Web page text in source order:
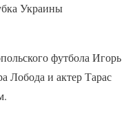
Украины
футбола Игорь
Лобода и актер Тарас